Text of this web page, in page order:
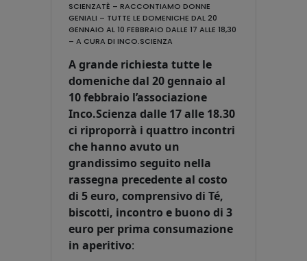
SCIENZATÈ – RACCONTIAMO DONNE
GENIALI – TUTTE LE DOMENICHE DAL 20
GENNAIO AL 10 FEBBRAIO DALLE 17 ALLE 18,30
– A CURA DI INCO.SCIENZA
A grande richiesta tutte le
domeniche dal 20 gennaio al
10 febbraio l’associazione
Inco.Scienza dalle 17 alle 18.30
ci riproporrà i quattro incontri
che hanno avuto un
grandissimo seguito nella
rassegna precedente al costo
di 5 euro, comprensivo di Té,
biscotti, incontro e buono di 3
euro per prima consumazione
in aperitivo: